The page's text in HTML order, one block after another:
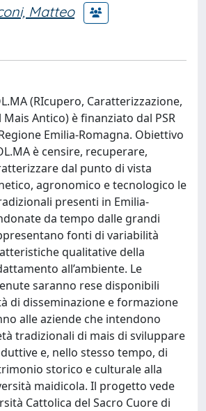
Matteo
(RIcupero, Caratterizzazione,
Mais Antico) è finanziato dal PSR
Emilia-Romagna. Obiettivo
è censire, recuperare,
dal punto di vista
agronomico e tecnologico le
presenti in Emilia-
da tempo dalle grandi
fonti di variabilità
qualitative della
all’ambiente. Le
saranno rese disponibili
di disseminazione e formazione
alle aziende che intendono
tradizionali di mais di sviluppare
e, nello stesso tempo, di
storico e culturale alla
maidicola. Il progetto vede
Cattolica del Sacro Cuore di